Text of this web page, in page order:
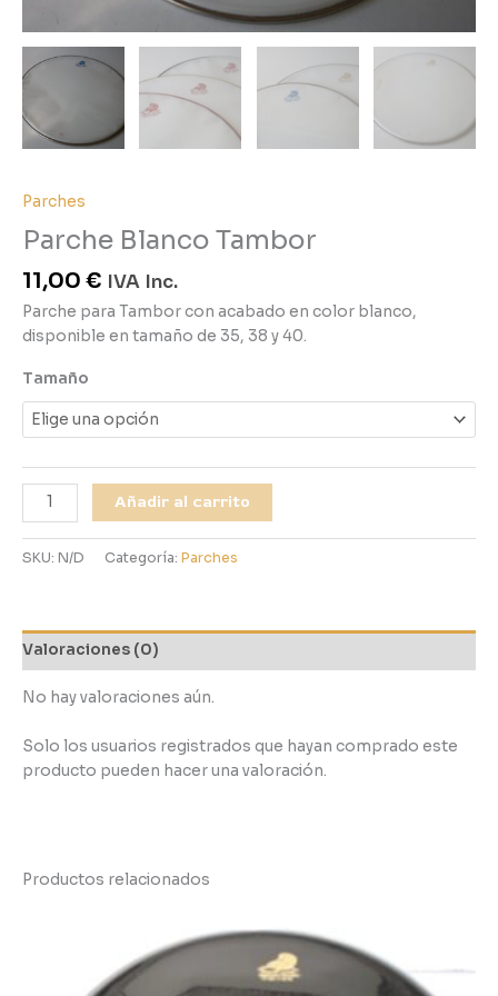
Parches
Parche Blanco Tambor
11,00 € IVA Inc.
Parche para Tambor con acabado en color blanco,
disponible en tamaño de 35, 38 y 40.
Tamaño
Añadir al carrito
SKU: N/D Categoría: Parches
Valoraciones (0)
No hay valoraciones aún.
Solo los usuarios registrados que hayan comprado este
producto pueden hacer una valoración.
Productos relacionados